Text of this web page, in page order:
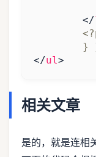
</
}
</ul>
相关文章
是的，就是连相